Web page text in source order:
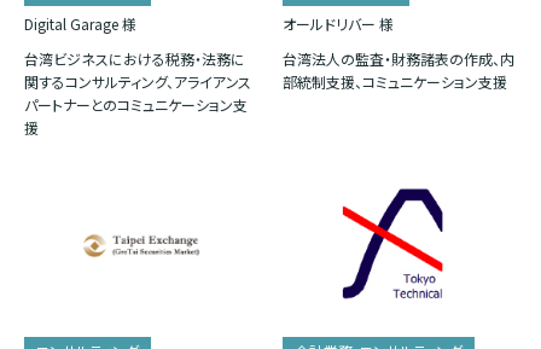
Digital Garage 様
台湾ビジネスにおける税務・法務に
関するコンサルティング、アライアンス
パートナーとのコミュニケーション支
援
オールドリバー 様
台湾法人の監査・財務諸表の作成、内
部統制支援、コミュニケーション支援